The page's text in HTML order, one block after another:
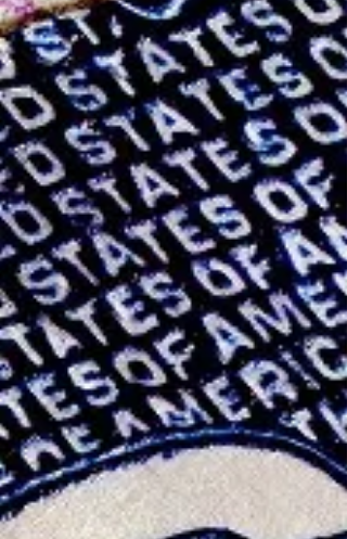
настани што собраа учесници од
различни држави и ги исполнија
со боја, емоција и креативна енергија,
јавува Пиринско. Натпреварот за детска
убавина и таленти „Little Miss & Mister
Galaxy“ собра деца од Бугарија, Северна
Македонија, Бразил, Малта, Грузија,
Ерменија и Србија, кои импресионира